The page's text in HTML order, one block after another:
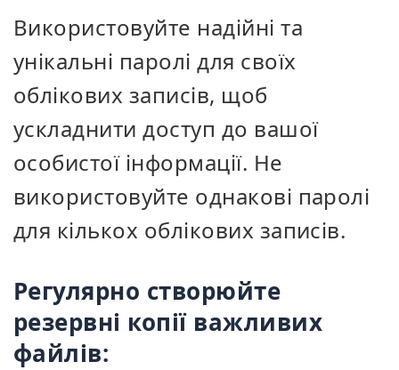
Використовуйте надійні та
унікальні паролі для своїх
облікових записів, щоб
ускладнити доступ до вашої
особистої інформації. Не
використовуйте однакові паролі
для кількох облікових записів.
Регулярно створюйте
резервні копії важливих
файлів: